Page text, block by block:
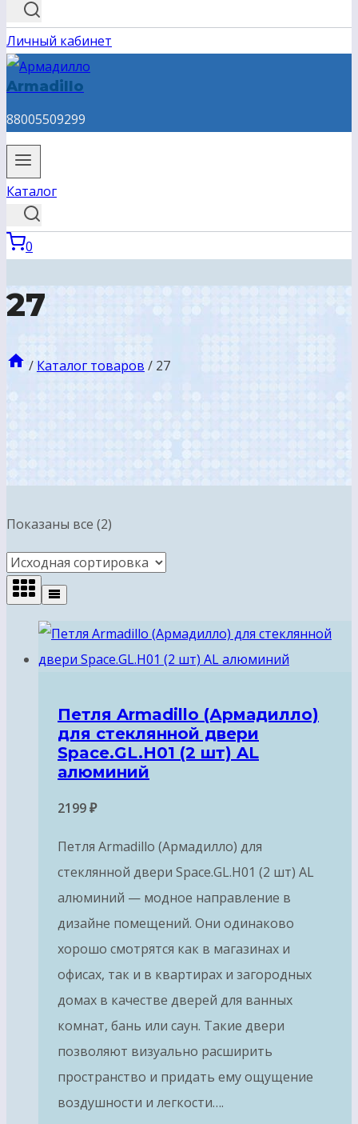
Личный кабинет
Armadillo
88005509299
Каталог
0
27
/ Каталог товаров / 27
Показаны все (2)
Петля Armadillo (Армадилло)
для стеклянной двери
Space.GL.H01 (2 шт) AL
алюминий
2199₽
Петля Armadillo (Армадилло) для
стеклянной двери Space.GL.H01 (2 шт) AL
алюминий — модное направление в
дизайне помещений. Они одинаково
хорошо смотрятся как в магазинах и
офисах, так и в квартирах и загородных
домах в качестве дверей для ванных
комнат, бань или саун. Такие двери
позволяют визуально расширить
пространство и придать ему ощущение
воздушности и легкости….